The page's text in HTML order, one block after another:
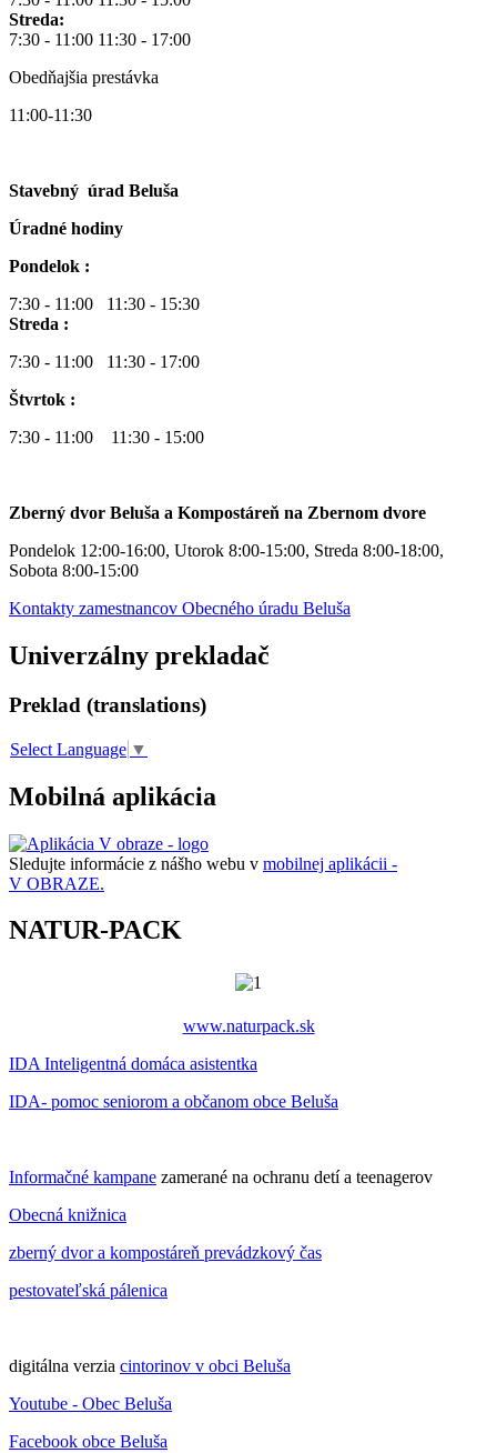
Streda:
7:30 - 11:00 11:30 - 17:00
Obedňajšia prestávka
11:00-11:30
Stavebný úrad Beluša
Úradné hodiny
Pondelok :
7:30 - 11:00 11:30 - 15:30
Streda :
7:30 - 11:00 11:30 - 17:00
Štvrtok :
7:30 - 11:00 11:30 - 15:00
Zberný dvor Beluša a Kompostáreň na Zbernom dvore
Pondelok 12:00-16:00, Utorok 8:00-15:00, Streda 8:00-18:00,
Sobota 8:00-15:00
Kontakty zamestnancov Obecného úradu Beluša
Univerzálny prekladač
Preklad (translations)
Select Language ▼
Mobilná aplikácia
Sledujte informácie z nášho webu v mobilnej aplikácii -
V OBRAZE.
NATUR-PACK
www.naturpack.sk
IDA Inteligentná domáca asistentka
IDA- pomoc seniorom a občanom obce Beluša
Informačné kampane zamerané na ochranu detí a teenagerov
Obecná knižnica
zberný dvor a kompostáreň prevádzkový čas
pestovateľská pálenica
digitálna verzia cintorinov v obci Beluša
Youtube - Obec Beluša
Facebook obce Beluša